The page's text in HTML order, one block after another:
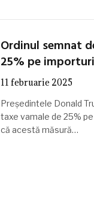
Ordinul semnat
25% pe
11 februarie 2025
Președintele Donald
taxe vamale de 25%
că acestă măsură…